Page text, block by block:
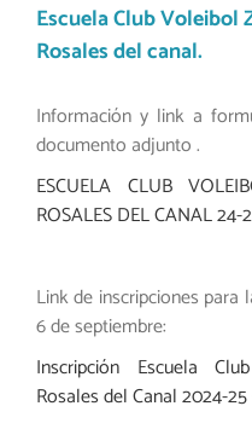
Escuela Club Voleibol
Rosales del canal.
Información y link a
documento adjunto .
ESCUELA CLUB
ROSALES DEL CANAL 24-
Link de inscripciones para
6 de septiembre:
Inscripción Escuela
Rosales del Canal 2024-